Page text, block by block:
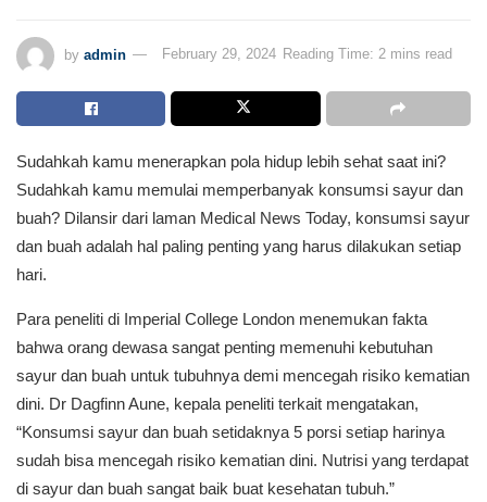
by admin February 29, 2024 Reading Time: 2 mins read
Sudahkah kamu menerapkan pola hidup lebih sehat saat ini?
Sudahkah kamu memulai memperbanyak konsumsi sayur dan
buah? Dilansir dari laman Medical News Today, konsumsi sayur
dan buah adalah hal paling penting yang harus dilakukan setiap
hari.
Para peneliti di Imperial College London menemukan fakta
bahwa orang dewasa sangat penting memenuhi kebutuhan
sayur dan buah untuk tubuhnya demi mencegah risiko kematian
dini. Dr Dagfinn Aune, kepala peneliti terkait mengatakan,
“Konsumsi sayur dan buah setidaknya 5 porsi setiap harinya
sudah bisa mencegah risiko kematian dini. Nutrisi yang terdapat
di sayur dan buah sangat baik buat kesehatan tubuh.”